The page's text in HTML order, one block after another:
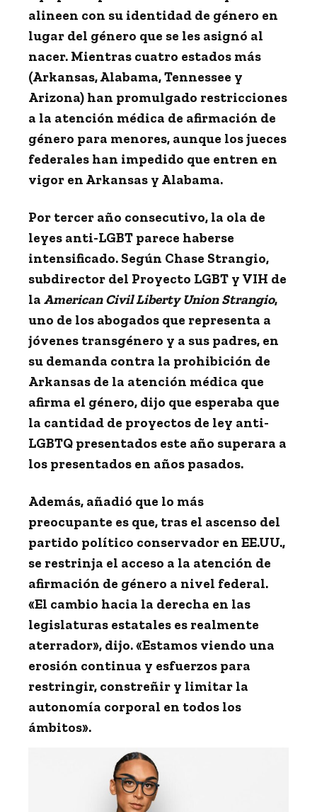
alineen con su identidad de género en
lugar del género que se les asignó al
nacer. Mientras cuatro estados más
(Arkansas, Alabama, Tennessee y
Arizona) han promulgado restricciones
a la atención médica de afirmación de
género para menores, aunque los jueces
federales han impedido que entren en
vigor en Arkansas y Alabama.
Por tercer año consecutivo, la ola de
leyes anti-LGBT parece haberse
intensificado. Según Chase Strangio,
subdirector del Proyecto LGBT y VIH de
la American Civil Liberty Union Strangio,
uno de los abogados que representa a
jóvenes transgénero y a sus padres, en
su demanda contra la prohibición de
Arkansas de la atención médica que
afirma el género, dijo que esperaba que
la cantidad de proyectos de ley anti-
LGBTQ presentados este año superara a
los presentados en años pasados.
Además, añadió que lo más
preocupante es que, tras el ascenso del
partido político conservador en EE.UU.,
se restrinja el acceso a la atención de
afirmación de género a nivel federal.
«El cambio hacia la derecha en las
legislaturas estatales es realmente
aterrador», dijo. «Estamos viendo una
erosión continua y esfuerzos para
restringir, constreñir y limitar la
autonomía corporal en todos los
ámbitos».